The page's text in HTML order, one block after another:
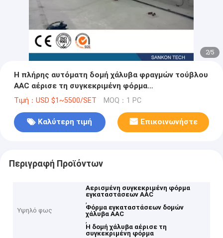
2/5
Η πλήρης αυτόματη δομή χάλυβα φραγμών τούβλου
AAC αέρισε τη συγκεκριμένη φόρμα
εγκαταστάσεων AAC
Τιμή：USD $1~5500/SET MOQ：1 PC
Καλύτερη τιμή Επικοινωνήστε
Περιγραφή Προϊόντων
Υψηλό φως
Αερισμένη συγκεκριμένη φόρμα
εγκαταστάσεων AAC
,
Φόρμα εγκαταστάσεων δομών
χάλυβα AAC
,
Η δομή χάλυβα αέρισε τη
συγκεκριμένη φόρμα